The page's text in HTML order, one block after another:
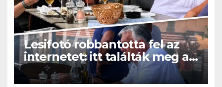
Lesifotó robbantotta fel az
internetet: itt találták meg az
eltűnt Orbán Viktort!